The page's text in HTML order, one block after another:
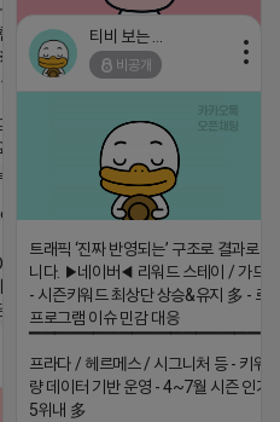
탕에서
메뉴※
모집기
26 사
체험단
※ 모
12 ~
내 ※
능 체
입니다.
2026-04-18 17:05
비공개
트래픽 ‘진짜 반영되는’ 구조로 결과로
니다. ▶네이버◀ 리워드 스테이 / 가드 /
- 시즌키워드 최상단 상승&유지 多 - 로
프로그램 이슈 민감 대응
▔▔▔▔▔▔▔▔▔▔▔▔▔▔▔▔▔▔ ▶
프라다 / 헤르메스 / 시그니처 등 - 키워
량 데이터 기반 운영 - 4~7월 시즌 인기
5위내 多